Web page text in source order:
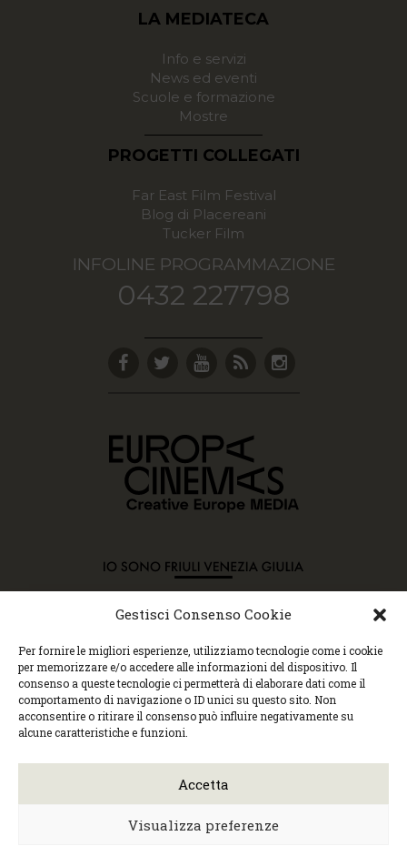
Gestisci Consenso Cookie
Per fornire le migliori esperienze, utilizziamo tecnologie come i cookie
per memorizzare e/o accedere alle informazioni del dispositivo. Il
consenso a queste tecnologie ci permetterà di elaborare dati come il
comportamento di navigazione o ID unici su questo sito. Non
acconsentire o ritirare il consenso può influire negativamente su
alcune caratteristiche e funzioni.
Accetta
Visualizza preferenze
LA MEDIATECA
Info e servizi
News ed eventi
Scuole e formazione
Mostre
PROGETTI COLLEGATI
Far East Film Festival
Blog di Placereani
Tucker Film
INFOLINE PROGRAMMAZIONE
0432 227798
Copyright © 2015 Cec, Tutti i diritti riservati. Nessun
contenuto può essere copiato o manipolato. Accedendo al
sito approvi la Policy sulla privacy e la Policy sui
contenuti.
Centro espressioni cinematografiche, via Villalta, 24 |
33100 Udine | tel. 0432 299545 | P.Iva 01295290306 |
cec@cecudine.org
504240
Trasparenza/Incarichi direttivi|Privacy
policy|
Cookie policy
Web designMonica Faccio| Built by